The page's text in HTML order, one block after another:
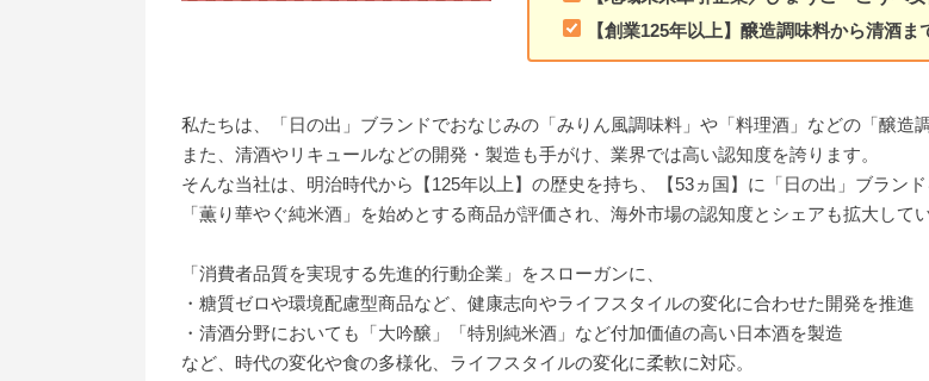
【創業125年以上】醸造調味料から清酒ま
私たちは、「日の出」ブランドでおなじみの「みりん風調味料」や「料理酒」などの「醸造
また、清酒やリキュールなどの開発・製造も手がけ、業界では高い認知度を誇ります。
そんな当社は、明治時代から【125年以上】の歴史を持ち、【53ヵ国】に「日の出」ブランド
「薫り華やぐ純米酒」を始めとする商品が評価され、海外市場の認知度とシェアも拡大してい
「消費者品質を実現する先進的行動企業」をスローガンに、
・糖質ゼロや環境配慮型商品など、健康志向やライフスタイルの変化に合わせた開発を推進
・清酒分野においても「大吟醸」「特別純米酒」など付加価値の高い日本酒を製造
など、時代の変化や食の多様化、ライフスタイルの変化に柔軟に対応。